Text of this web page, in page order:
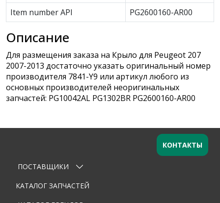
Item number API
PG2600160-AR00
Описание
Для размещения заказа на Крыло для Peugeot 207
2007-2013 достаточно указать оригинальный номер
производителя 7841-Y9 или артикул любого из
основных производителей неоригинальных
запчастей: PG10042AL PG1302BR PG2600160-AR00
Оставьте заявку
Ваше имя
ПОСТАВЩИКИ
КАТАЛОГ ЗАПЧАСТЕЙ
КОНТАКТЫ